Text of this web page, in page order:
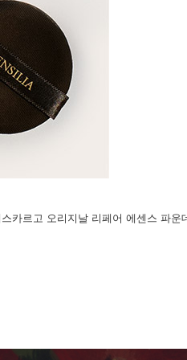
카르고 오리지날 리페어 에센스 파운